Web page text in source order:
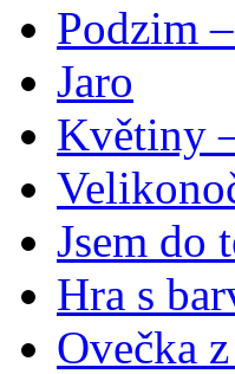
Podzim
Jaro
Květiny
Jsem do
Hra s
Ovečka